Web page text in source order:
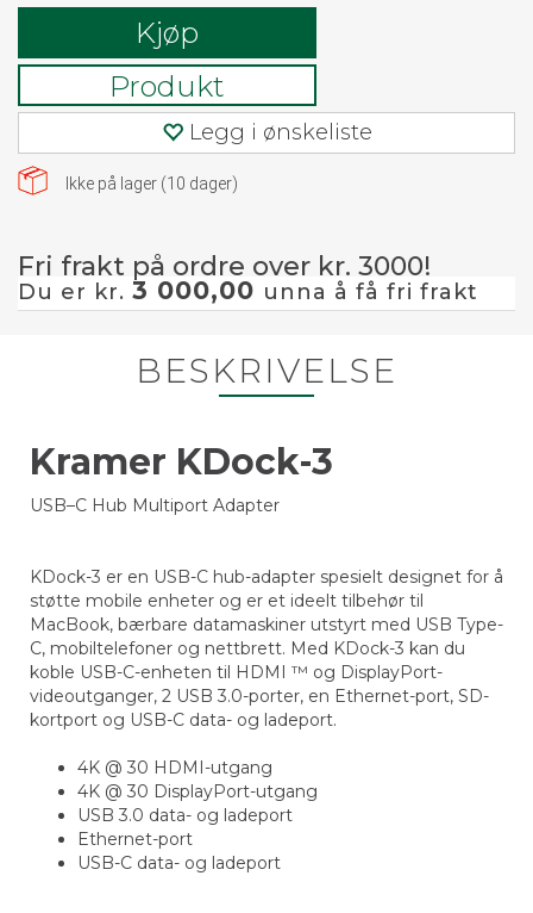
Kjøp
Produkt
Legg i ønskeliste
Ikke på lager (10 dager)
Fri frakt på ordre over kr. 3000!
Du er kr. 3 000,00 unna å få fri frakt
BESKRIVELSE
Kramer KDock-3
USB–C Hub Multiport Adapter
KDock-3 er en USB-C hub-adapter spesielt designet for å
støtte mobile enheter og er et ideelt tilbehør til
MacBook, bærbare datamaskiner utstyrt med USB Type-
C, mobiltelefoner og nettbrett. Med KDock-3 kan du
koble USB-C-enheten til HDMI ™ og DisplayPort-
videoutganger, 2 USB 3.0-porter, en Ethernet-port, SD-
kortport og USB-C data- og ladeport.
4K @ 30 HDMI-utgang
4K @ 30 DisplayPort-utgang
USB 3.0 data- og ladeport
Ethernet-port
USB-C data- og ladeport